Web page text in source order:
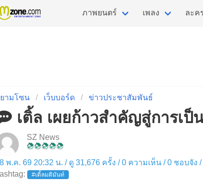
ภาพยนตร์ เพลง ละค
ามโซน เว็บบอร์ด ข่าวประชาสัมพันธ์
เติ้ล เผยก้าวสำคัญสู่การเ
SZ News
พ.ค. 69 20:32 น. / ดู 31,676 ครั้ง / 0 ความเห็น /0 ชอบจัง /
#เติ้ลมติมันท์